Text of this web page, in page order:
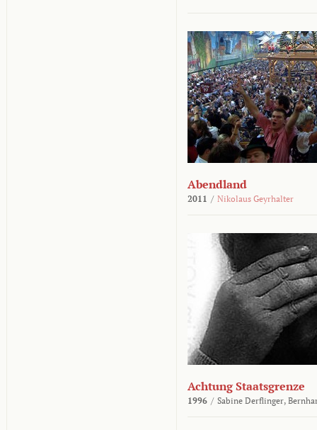
Abendland
2011 / Nikolaus Geyrhalter
Achtung Staatsgrenze
1996 / Sabine Derflinger,